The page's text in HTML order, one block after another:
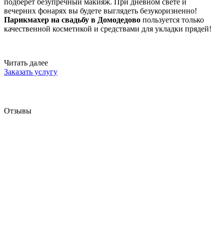
подберет безупречный макияж. При дневном свете и
вечерних фонарях вы будете выглядеть безукоризненно!
Парикмахер на свадьбу в Домодедово пользуется только
качественной косметикой и средствами для укладки прядей!
Читать далее
Заказать услугу
Отзывы